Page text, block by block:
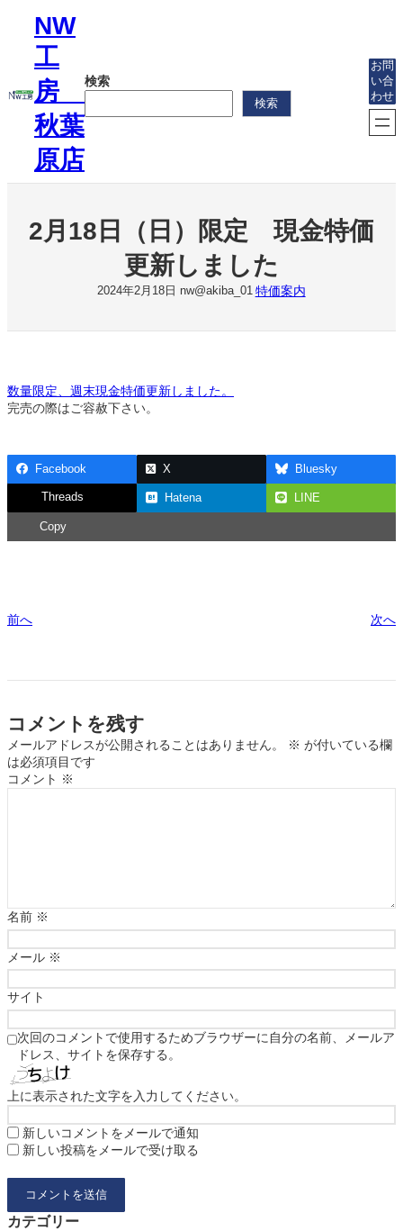
ッ
NW
工
房
秋葉
原店
検索
検索
お問
い合
わせ
2月18日（日）限定 現金特価
更新しました
2024年2月18日 nw@akiba_01 特価案内
数量限定、週末現金特価更新しました。
完売の際はご容赦下さい。
Facebook X Bluesky
Threads Hatena LINE
Copy
前へ 次へ
コメントを残す
メールアドレスが公開されることはありません。 ※ が付いている欄
は必須項目です
コメント ※
名前 ※
メール ※
サイト
次回のコメントで使用するためブラウザーに自分の名前、メールア
ドレス、サイトを保存する。
上に表示された文字を入力してください。
新しいコメントをメールで通知
新しい投稿をメールで受け取る
カテゴリー